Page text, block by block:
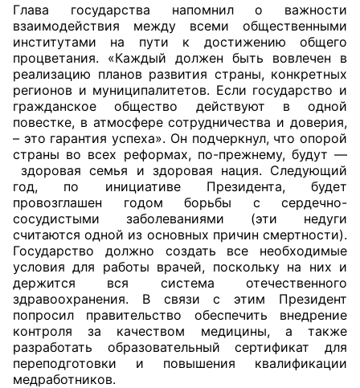
Глава государства напомнил о важности
взаимодействия между всеми общественными
институтами на пути к достижению общего
процветания. «Каждый должен быть вовлечен в
реализацию планов развития страны, конкретных
регионов и муниципалитетов. Если государство и
гражданское общество действуют в одной
повестке, в атмосфере сотрудничества и доверия,
– это гарантия успеха». Он подчеркнул, что опорой
страны во всех реформах, по-прежнему, будут —
здоровая семья и здоровая нация. Следующий
год, по инициативе Президента, будет
провозглашен годом борьбы с сердечно-
сосудистыми заболеваниями (эти недуги
считаются одной из основных причин смертности).
Государство должно создать все необходимые
условия для работы врачей, поскольку на них и
держится вся система отечественного
здравоохранения. В связи с этим Президент
попросил правительство обеспечить внедрение
контроля за качеством медицины, а также
разработать образовательный сертификат для
переподготовки и повышения квалификации
медработников.